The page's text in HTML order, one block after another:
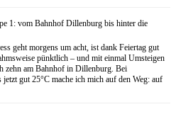
1: vom Bahnhof Dillenburg bis hinter die
geht morgens um acht, ist dank Feiertag gut
pünktlich – und mit einmal Umsteigen
zehn am Bahnhof in Dillenburg. Bei
gut 25°C mache ich mich auf den Weg: auf